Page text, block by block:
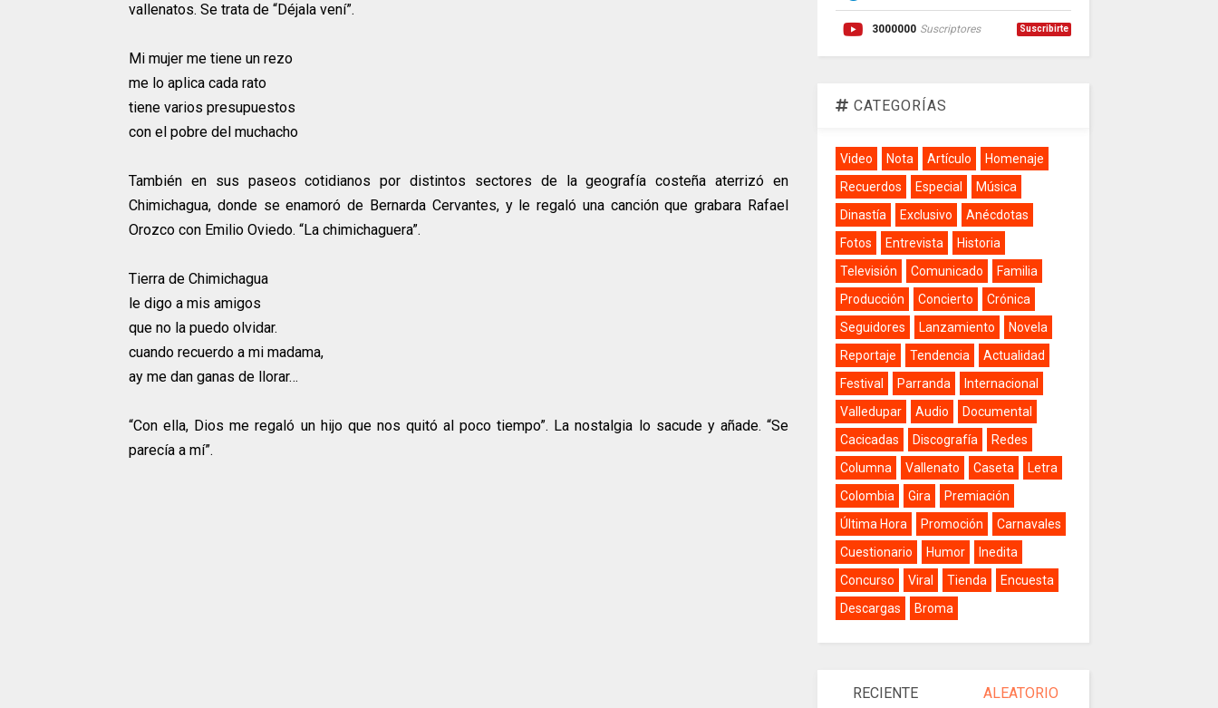
vallenatos. Se trata de “Déjala vení”.
Mi mujer me tiene un rezo
me lo aplica cada rato
tiene varios presupuestos
con el pobre del muchacho
También en sus paseos cotidianos por distintos sectores de la geografía costeña aterrizó en
Chimichagua, donde se enamoró de Bernarda Cervantes, y le regaló una canción que grabara Rafael
Orozco con Emilio Oviedo. “La chimichaguera”.
Tierra de Chimichagua
le digo a mis amigos
que no la puedo olvidar.
cuando recuerdo a mi madama,
ay me dan ganas de llorar…
“Con ella, Dios me regaló un hijo que nos quitó al poco tiempo”. La nostalgia lo sacude y añade. “Se
parecía a mí”.
3000000 Suscriptores Suscribirte
CATEGORÍAS
Video Nota Artículo
Homenaje
Recuerdos
Especial
Música
Dinastía
Exclusivo
Anécdotas
Fotos
Entrevista
Historia
Televisión
Comunicado
Familia
Producción
Concierto
Crónica
Seguidores
Lanzamiento
Novela
Reportaje
Tendencia
Actualidad
Festival
Parranda
Internacional
Valledupar
Audio
Documental
Cacicadas
Discografía
Redes
Columna
Vallenato Caseta
Letra
Colombia
Gira
Premiación
Última Hora
Promoción
Carnavales
Cuestionario
Humor
Inedita
Concurso
Viral Tienda
Encuesta
Descargas
Broma
RECIENTE ALEATORIO